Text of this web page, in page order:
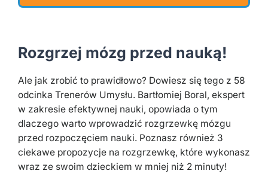
Rozgrzej mózg przed nauką!
Ale jak zrobić to prawidłowo? Dowiesz się tego z 58
odcinka Trenerów Umysłu. Bartłomiej Boral, ekspert
w zakresie efektywnej nauki, opowiada o tym
dlaczego warto wprowadzić rozgrzewkę mózgu
przed rozpoczęciem nauki. Poznasz również 3
ciekawe propozycje na rozgrzewkę, które wykonasz
wraz ze swoim dzieckiem w mniej niż 2 minuty!